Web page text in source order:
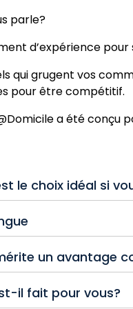
parle?
d’expérience
qui grugent vos
pour être compétitif.
a été conçu
le choix idéal si
travailler de façon
la flexibilité
recherche de
croître son
ces frais dès
Juste des frais
un avantage
et à des
il fait pour vous?